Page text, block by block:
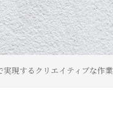
実現するクリエイティブな作業